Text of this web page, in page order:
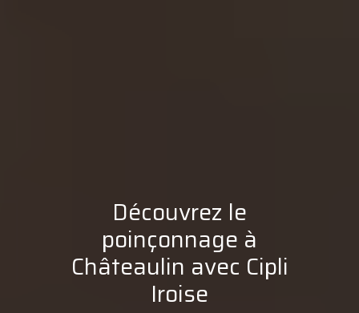
Découvrez le
poinçonnage à
Châteaulin avec Cipli
Iroise